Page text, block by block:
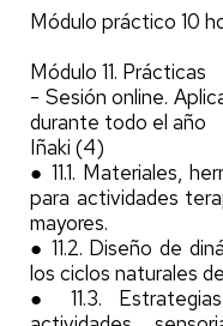
Módulo práctico 10
Módulo 11. Prácticas
- Sesión online.
durante todo el año
Iñaki (4)
● 11.1. Materiales,
para actividades
mayores.
● 11.2. Diseño de
los ciclos naturales
● 11.3.